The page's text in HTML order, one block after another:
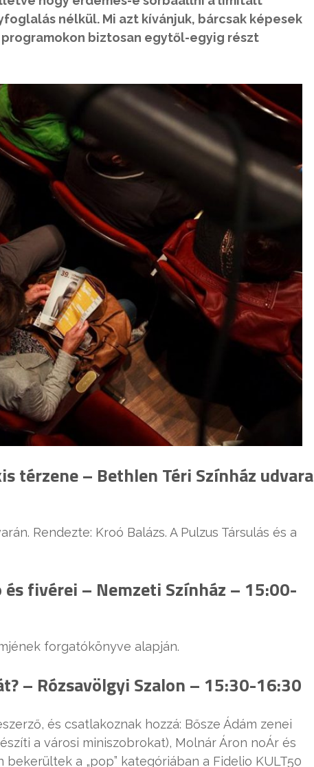
nélkül. Mi azt kívánjuk, bárcsak képesek
biztosan egytől-egyig részt
térzene – Bethlen Téri Színház udvara
Rendezte: Kroó Balázs. A Pulzus Társulás és a
fivérei – Nemzeti Színház – 15:00-
forgatókönyve alapján.
– Rózsavölgyi Szalon – 15:30-16:30
és csatlakoznak hozzá: Bősze Ádám zenei
a városi miniszobrokat), Molnár Áron noÁr és
a „pop” kategóriában a Fidelio KULT50